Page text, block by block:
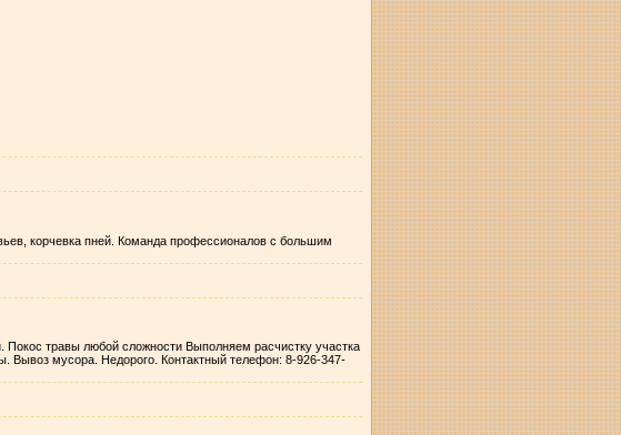
корчевка пней. Команда профессионалов с большим
Покос травы любой сложности Выполняем расчистку участка
Вывоз мусора. Недорого. Контактный телефон: 8-926-347-